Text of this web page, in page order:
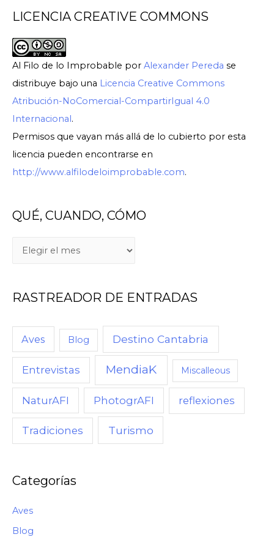
LICENCIA CREATIVE COMMONS
Al Filo de lo Improbable por Alexander Pereda se
distribuye bajo una Licencia Creative Commons
Atribución-NoComercial-CompartirIgual 4.0
Internacional.
Permisos que vayan más allá de lo cubierto por esta
licencia pueden encontrarse en
http://www.alfilodeloimprobable.com.
QUÉ, CUANDO, CÓMO
A
D
M
RASTREADOR DE ENTRADAS
Aves Blog Destino Cantabria
Entrevistas MendiaK Miscalleous
NaturAFI PhotogrAFI reflexiones
Tradiciones Turismo
Categorías
Aves
Blog